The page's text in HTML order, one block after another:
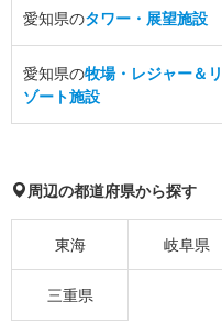
愛知県のタワー・展望施設
愛知県の牧場・レジャー＆リ
ゾート施設
周辺の都道府県から探す
東海 岐阜県
三重県